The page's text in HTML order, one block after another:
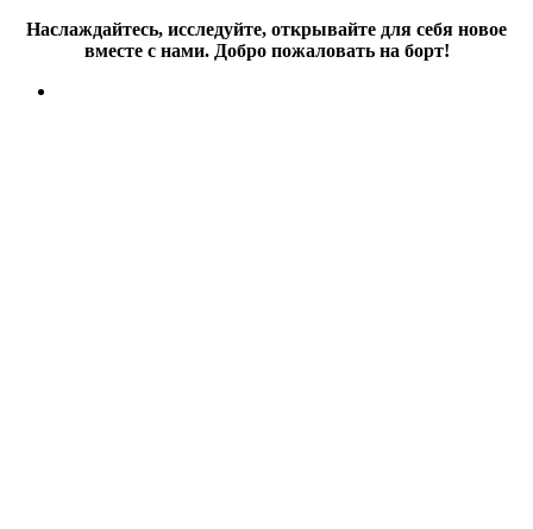
Наслаждайтесь, исследуйте, открывайте для себя новое
вместе с нами. Добро пожаловать на борт!